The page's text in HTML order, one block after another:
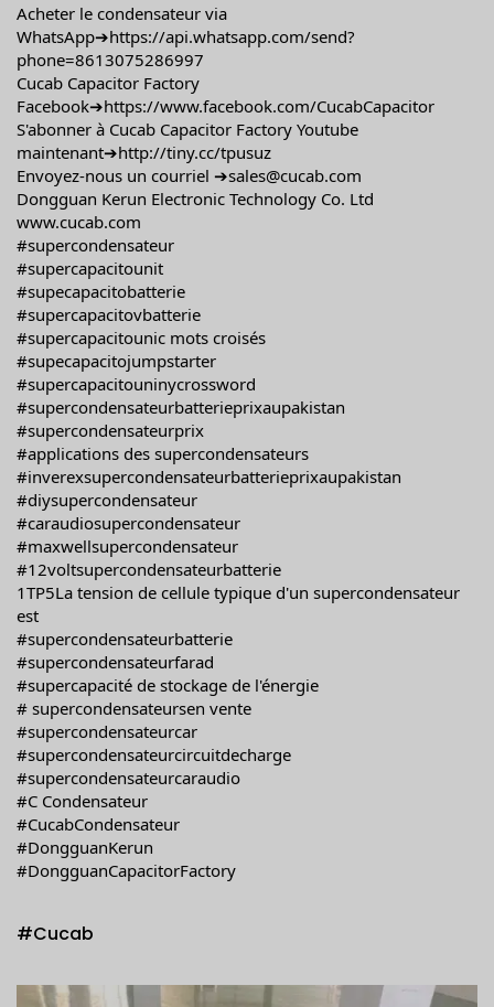
Acheter le condensateur via
WhatsApp➔https://api.whatsapp.com/send?
phone=8613075286997
Cucab Capacitor Factory
Facebook➔https://www.facebook.com/CucabCapacitor
S'abonner à Cucab Capacitor Factory Youtube
maintenant➔http://tiny.cc/tpusuz
Envoyez-nous un courriel ➔sales@cucab.com
Dongguan Kerun Electronic Technology Co. Ltd
www.cucab.com
#supercondensateur
#supercapacitounit
#supecapacitobatterie
#supercapacitovbatterie
#supercapacitounic mots croisés
#supecapacitojumpstarter
#supercapacitouninycrossword
#supercondensateurbatterieprixaupakistan
#supercondensateurprix
#applications des supercondensateurs
#inverexsupercondensateurbatterieprixaupakistan
#diysupercondensateur
#caraudiosupercondensateur
#maxwellsupercondensateur
#12voltsupercondensateurbatterie
1TP5La tension de cellule typique d'un supercondensateur
est
#supercondensateurbatterie
#supercondensateurfarad
#supercapacité de stockage de l'énergie
# supercondensateursen vente
#supercondensateurcar
#supercondensateurcircuitdecharge
#supercondensateurcaraudio
#C Condensateur
#CucabCondensateur
#DongguanKerun
#DongguanCapacitorFactory
#Cucab